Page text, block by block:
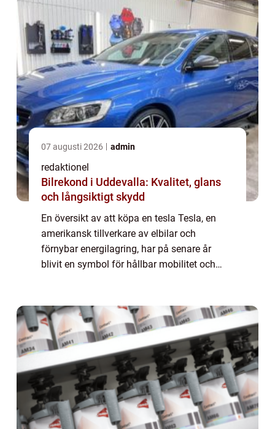
07 augusti 2026 admin
redaktionel
Bilrekond i Uddevalla: Kvalitet, glans
och långsiktigt skydd
En översikt av att köpa en tesla Tesla, en
amerikansk tillverkare av elbilar och
förnybar energilagring, har på senare år
blivit en symbol för hållbar mobilitet och